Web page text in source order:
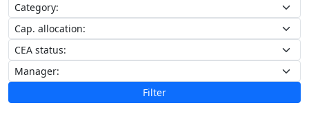
Filter